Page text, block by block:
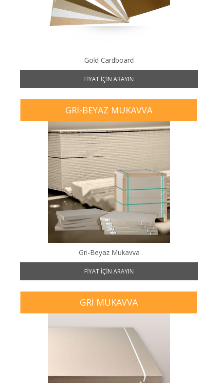
Gold Cardboard
FIYAT IÇIN ARAYIN
GRI-BEYAZ MUKAVVA
Gri-Beyaz Mukavva
FIYAT IÇIN ARAYIN
GRI MUKAVVA